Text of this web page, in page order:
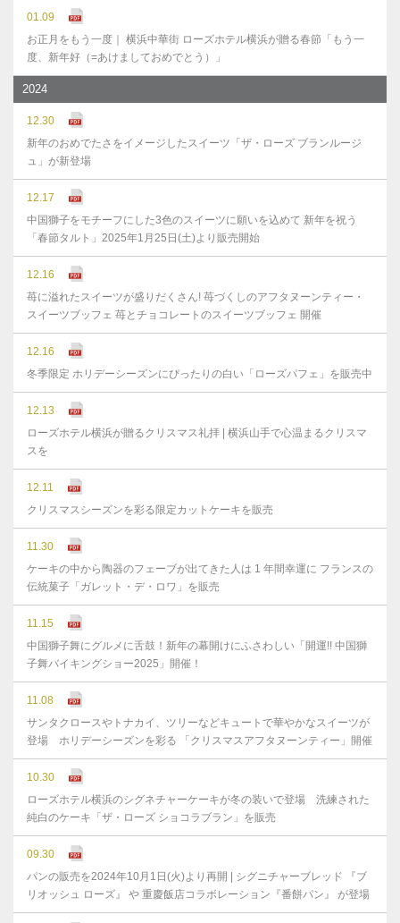
01.09
お正月をもう一度｜ 横浜中華街 ローズホテル横浜が贈る春節「もう一
度、新年好（=あけましておめでとう）」
2024
12.30
新年のおめでたさをイメージしたスイーツ「ザ・ローズ ブランルージ
ュ」が新登場
12.17
中国獅子をモチーフにした3色のスイーツに願いを込めて 新年を祝う
「春節タルト」2025年1月25日(土)より販売開始
12.16
苺に溢れたスイーツが盛りだくさん! 苺づくしのアフタヌーンティー・
スイーツブッフェ 苺とチョコレートのスイーツブッフェ 開催
12.16
冬季限定 ホリデーシーズンにぴったりの白い「ローズパフェ」を販売中
12.13
ローズホテル横浜が贈るクリスマス礼拝 | 横浜山手で心温まるクリスマ
スを
12.11
クリスマスシーズンを彩る限定カットケーキを販売
11.30
ケーキの中から陶器のフェーブが出てきた人は 1 年間幸運に フランスの
伝統菓子「ガレット・デ・ロワ」を販売
11.15
中国獅子舞にグルメに舌鼓！新年の幕開けにふさわしい「開運!! 中国獅
子舞バイキングショー2025」開催！
11.08
サンタクロースやトナカイ、ツリーなどキュートで華やかなスイーツが
登場 ホリデーシーズンを彩る 「クリスマスアフタヌーンティー」開催
10.30
ローズホテル横浜のシグネチャーケーキが冬の装いで登場 洗練された
純白のケーキ「ザ・ローズ ショコラブラン」を販売
09.30
パンの販売を2024年10月1日(火)より再開 | シグニチャーブレッド 『ブ
リオッシュ ローズ』 や 重慶飯店コラボレーション『番餅パン』 が登場